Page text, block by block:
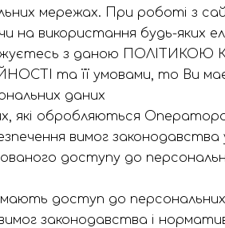
мережах. При роботі з
на використання будь-яких
з даною ПОЛІТИКОЮ
та її умовами, то Ви
даних
які обробляються
вимог
доступу до
доступ до
законодавства і